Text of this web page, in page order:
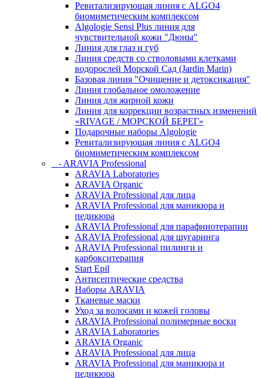
Ревитализирующая линия с ALGO4
биомиметическим комплексом
Algologie Sensi Plus линия для
чувcтвительной кожи "Дюны"
Линия для глаз и губ
Линия средств со стволовыми клетками
водорослей Морской Сад (Jardin Marin)
Базовая линия "Очищение и детоксикация"
Линия глобальное омоложение
Линия для жирной кожи
Линия для коррекции возрастных изменений
«RIVAGE / МОРСКОЙ БЕРЕГ»
Подарочные наборы Algologie
Ревитализирующая линия с ALGO4
биомиметическим комплексом
- ARAVIA Professional
ARAVIA Laboratories
ARAVIA Organic
ARAVIA Professional для лица
ARAVIA Professional для маникюра и
педикюра
ARAVIA Professional для парафинотерапии
ARAVIA Professional для шугаринга
ARAVIA Professional пилинги и
карбокситерапия
Start Epil
Антисептические средства
Наборы ARAVIA
Тканевые маски
Уход за волосами и кожей головы
ARAVIA Professional полимерные воски
ARAVIA Laboratories
ARAVIA Organic
ARAVIA Professional для лица
ARAVIA Professional для маникюра и
педикюра